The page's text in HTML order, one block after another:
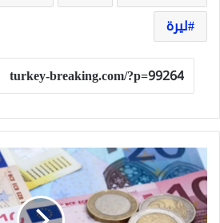
ليرة
سعر
صرف
الليرة
التركية